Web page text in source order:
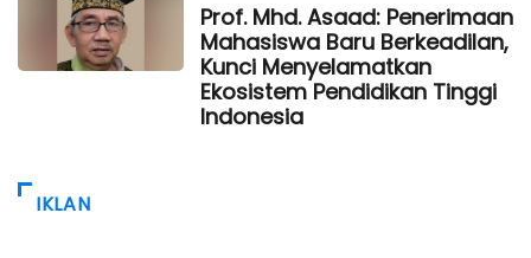
Prof. Mhd. Asaad: Penerimaan
Mahasiswa Baru Berkeadilan,
Kunci Menyelamatkan
Ekosistem Pendidikan Tinggi
Indonesia
IKLAN